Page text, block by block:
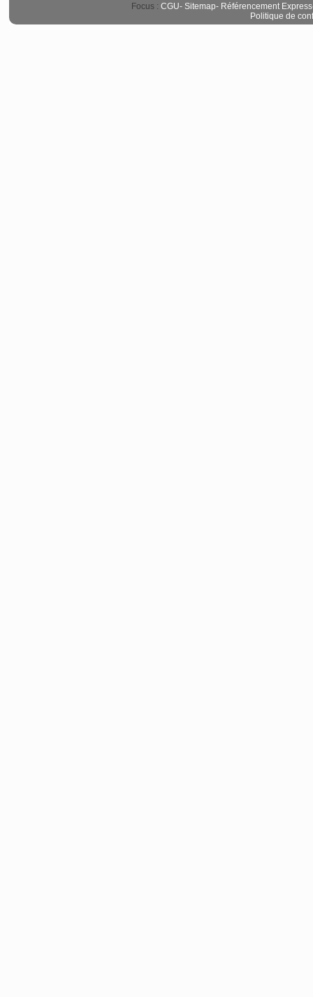
Focus : CGU- Sitemap- Référencement Express
Politique de